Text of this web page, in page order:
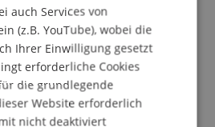
Bauten und Immobilien.
mit grosser Qualität und
das schafft 'Resilienz'
Grüne Gipfel '15 zeigt, wie,
steht im Zeichen
auch Services von
(z.B. YouTube), wobei die
Ihrer Einwilligung gesetzt
erforderliche Cookies
die grundlegende
Website erforderlich
nicht deaktiviert